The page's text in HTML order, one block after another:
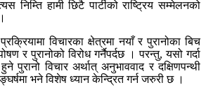
हामी छिटै पार्टीको राष्ट्रिय सम्मेलनको
विचारका क्षेत्रमा नयाँ र पुरानोका बिच
र पुरानोको विरोध गर्नैपर्दछ । परन्तु, यसो गर्दा
पुरानो विचार अर्थात् अनुभाववाद र दक्षिणपन्थी
भने विशेष ध्यान केन्द्रित गर्न जरुरी छ ।